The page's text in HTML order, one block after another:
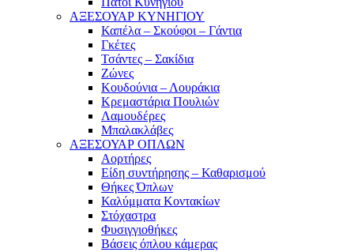
ΑΞΕΣΟΥΑΡ ΚΥΝΗΓΙΟΥ
Καπέλα – Σκούφοι – Γάντια
Γκέτες
Τσάντες – Σακίδια
Ζώνες
Κουδούνια – Λουράκια
Κρεμαστάρια Πουλιών
Λαμουδέρες
Μπαλακλάβες
ΑΞΕΣΟΥΑΡ ΟΠΛΩΝ
Αορτήρες
Είδη συντήρησης – Καθαρισμού
Θήκες Όπλων
Καλύμματα Κοντακίων
Στόχαστρα
Φυσιγγιοθήκες
Βάσεις όπλου κάμερας